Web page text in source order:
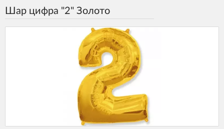
Шар цифра "2" Золото